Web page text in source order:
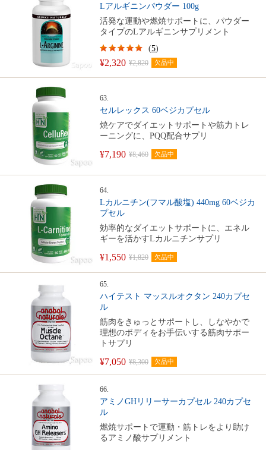
Lアルギニンパウダー 100g
活発な運動や燃焼サポートに、パウダー
タイプのLアルギニンサプリメント
¥2,320 ¥2,820 欠品中
(5)
63.
セルレックス 60ベジカプセル
焼ケアでダイエットサポートや筋力トレ
ーニングに、PQQ配合サプリ
¥7,190 ¥8,460 欠品中
64.
Lカルニチン(フマル酸塩) 440mg 60ベジカ
プセル
効率的なダイエットサポートに、エネル
ギーを活かすLカルニチンサプリ
¥1,550 ¥1,820 欠品中
65.
ハイテスト マッスルオクタン 240カプセ
ル
筋肉をきゅっとサポートし、しなやかで
理想のボディをお手伝いする筋肉サポー
トサプリ
¥7,050 ¥8,300 欠品中
66.
アミノGHリリーサーカプセル 240カプセ
ル
燃焼サポートで運動・筋トレをより助け
るアミノ酸サプリメント